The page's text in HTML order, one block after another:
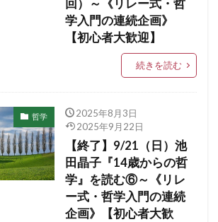
回）～《リレー式・哲
学入門の連続企画》
【初心者大歓迎】
続きを読む
哲学
2025年8月3日
2025年9月22日
【終了】9/21（日）池
田晶子『14歳からの哲
学』を読む⑥～《リレ
ー式・哲学入門の連続
企画》【初心者大歓